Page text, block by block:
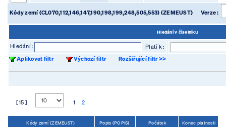
Kódy zemí (CL070,112,146,147,190,198,199,248,505,553) (ZEMEUST) Verze :
Hledání v číselníku
Hledání :
Platí k :
Aplikovat filtr
Výchozí filtr Rozšiřující filtr >>
[ 15 ] 1 2
Kódy zemí (ZEMEUST) Popis (POPIS)
Počátek
Konec platnosti